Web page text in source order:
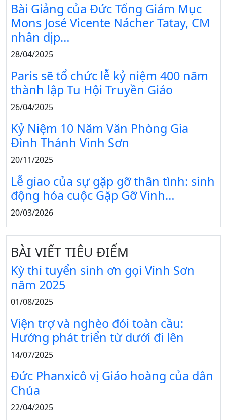
Bài Giảng của Đức Tổng Giám Mục
Mons José Vicente Nácher Tatay, CM
nhân dịp…
28/04/2025
Paris sẽ tổ chức lễ kỷ niệm 400 năm
thành lập Tu Hội Truyền Giáo
26/04/2025
Kỷ Niệm 10 Năm Văn Phòng Gia
Đình Thánh Vinh Sơn
20/11/2025
Lễ giao của sự gặp gỡ thân tình: sinh
động hóa cuộc Gặp Gỡ Vinh…
20/03/2026
BÀI VIẾT TIÊU ĐIỂM
Kỳ thi tuyển sinh ơn gọi Vinh Sơn
năm 2025
01/08/2025
Viện trợ và nghèo đói toàn cầu:
Hướng phát triển từ dưới đi lên
14/07/2025
Đức Phanxicô vị Giáo hoàng của dân
Chúa
22/04/2025